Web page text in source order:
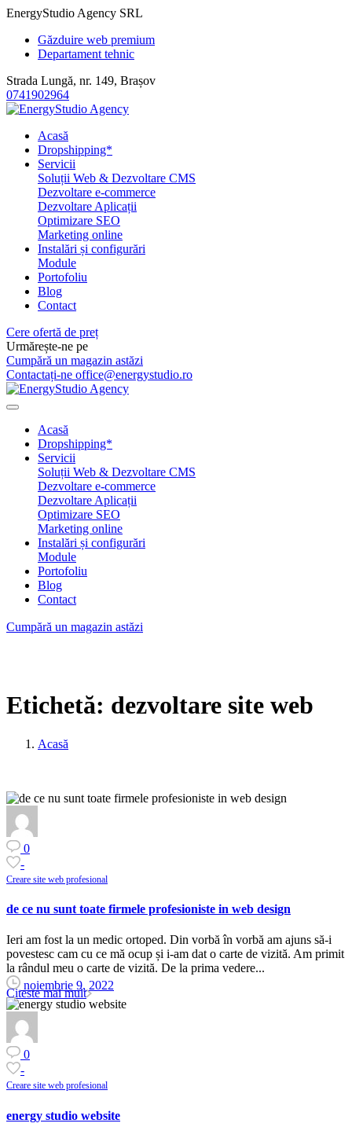
EnergyStudio Agency SRL
Găzduire web premium
Departament tehnic
Strada Lungă, nr. 149, Brașov
0741902964
Acasă
Dropshipping*
Servicii
Soluții Web & Dezvoltare CMS
Dezvoltare e-commerce
Dezvoltare Aplicații
Optimizare SEO
Marketing online
Instalări și configurări
Module
Portofoliu
Blog
Contact
Cere ofertă de preț
Urmărește-ne pe
Cumpără un magazin astăzi
Contactați-ne office@energystudio.ro
Acasă
Dropshipping*
Servicii
Soluții Web & Dezvoltare CMS
Dezvoltare e-commerce
Dezvoltare Aplicații
Optimizare SEO
Marketing online
Instalări și configurări
Module
Portofoliu
Blog
Contact
Cumpără un magazin astăzi
Etichetă: dezvoltare site web
Acasă
0
-
Creare site web profesional
de ce nu sunt toate firmele profesioniste in web design
Ieri am fost la un medic ortoped. Din vorbă în vorbă am ajuns să-i
povestesc cam cu ce mă ocup și i-am dat o carte de vizită. Am primit
la rândul meu o carte de vizită. De la prima vedere...
noiembrie 9, 2022
Citeste mai mult
0
-
Creare site web profesional
energy studio website